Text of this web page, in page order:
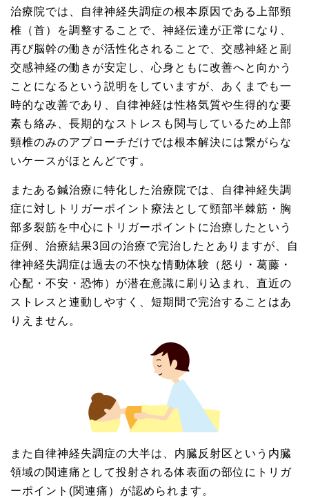
治療院では、自律神経失調症の根本原因である上部頸
椎（首）を調整することで、神経伝達が正常になり、
再び脳幹の働きが活性化されることで、交感神経と副
交感神経の働きが安定し、心身ともに改善へと向かう
ことになるという説明をしていますが、あくまでも一
時的な改善であり、自律神経は性格気質や生得的な要
素も絡み、長期的なストレスも関与しているため上部
頸椎のみのアプローチだけでは根本解決には繋がらな
いケースがほとんどです。
またある鍼治療に特化した治療院では、自律神経失調
症に対しトリガーポイント療法として頸部半棘筋・胸
部多裂筋を中心にトリガーポイントに治療したという
症例、治療結果3回の治療で完治したとありますが、自
律神経失調症は過去の不快な情動体験（怒り・葛藤・
心配・不安・恐怖）が潜在意識に刷り込まれ、直近の
ストレスと連動しやすく、短期間で完治することはあ
りえません。
また自律神経失調症の大半は、内臓反射区という内臓
領域の関連痛として投射される体表面の部位にトリガ
ーポイント(関連痛）が認められます。